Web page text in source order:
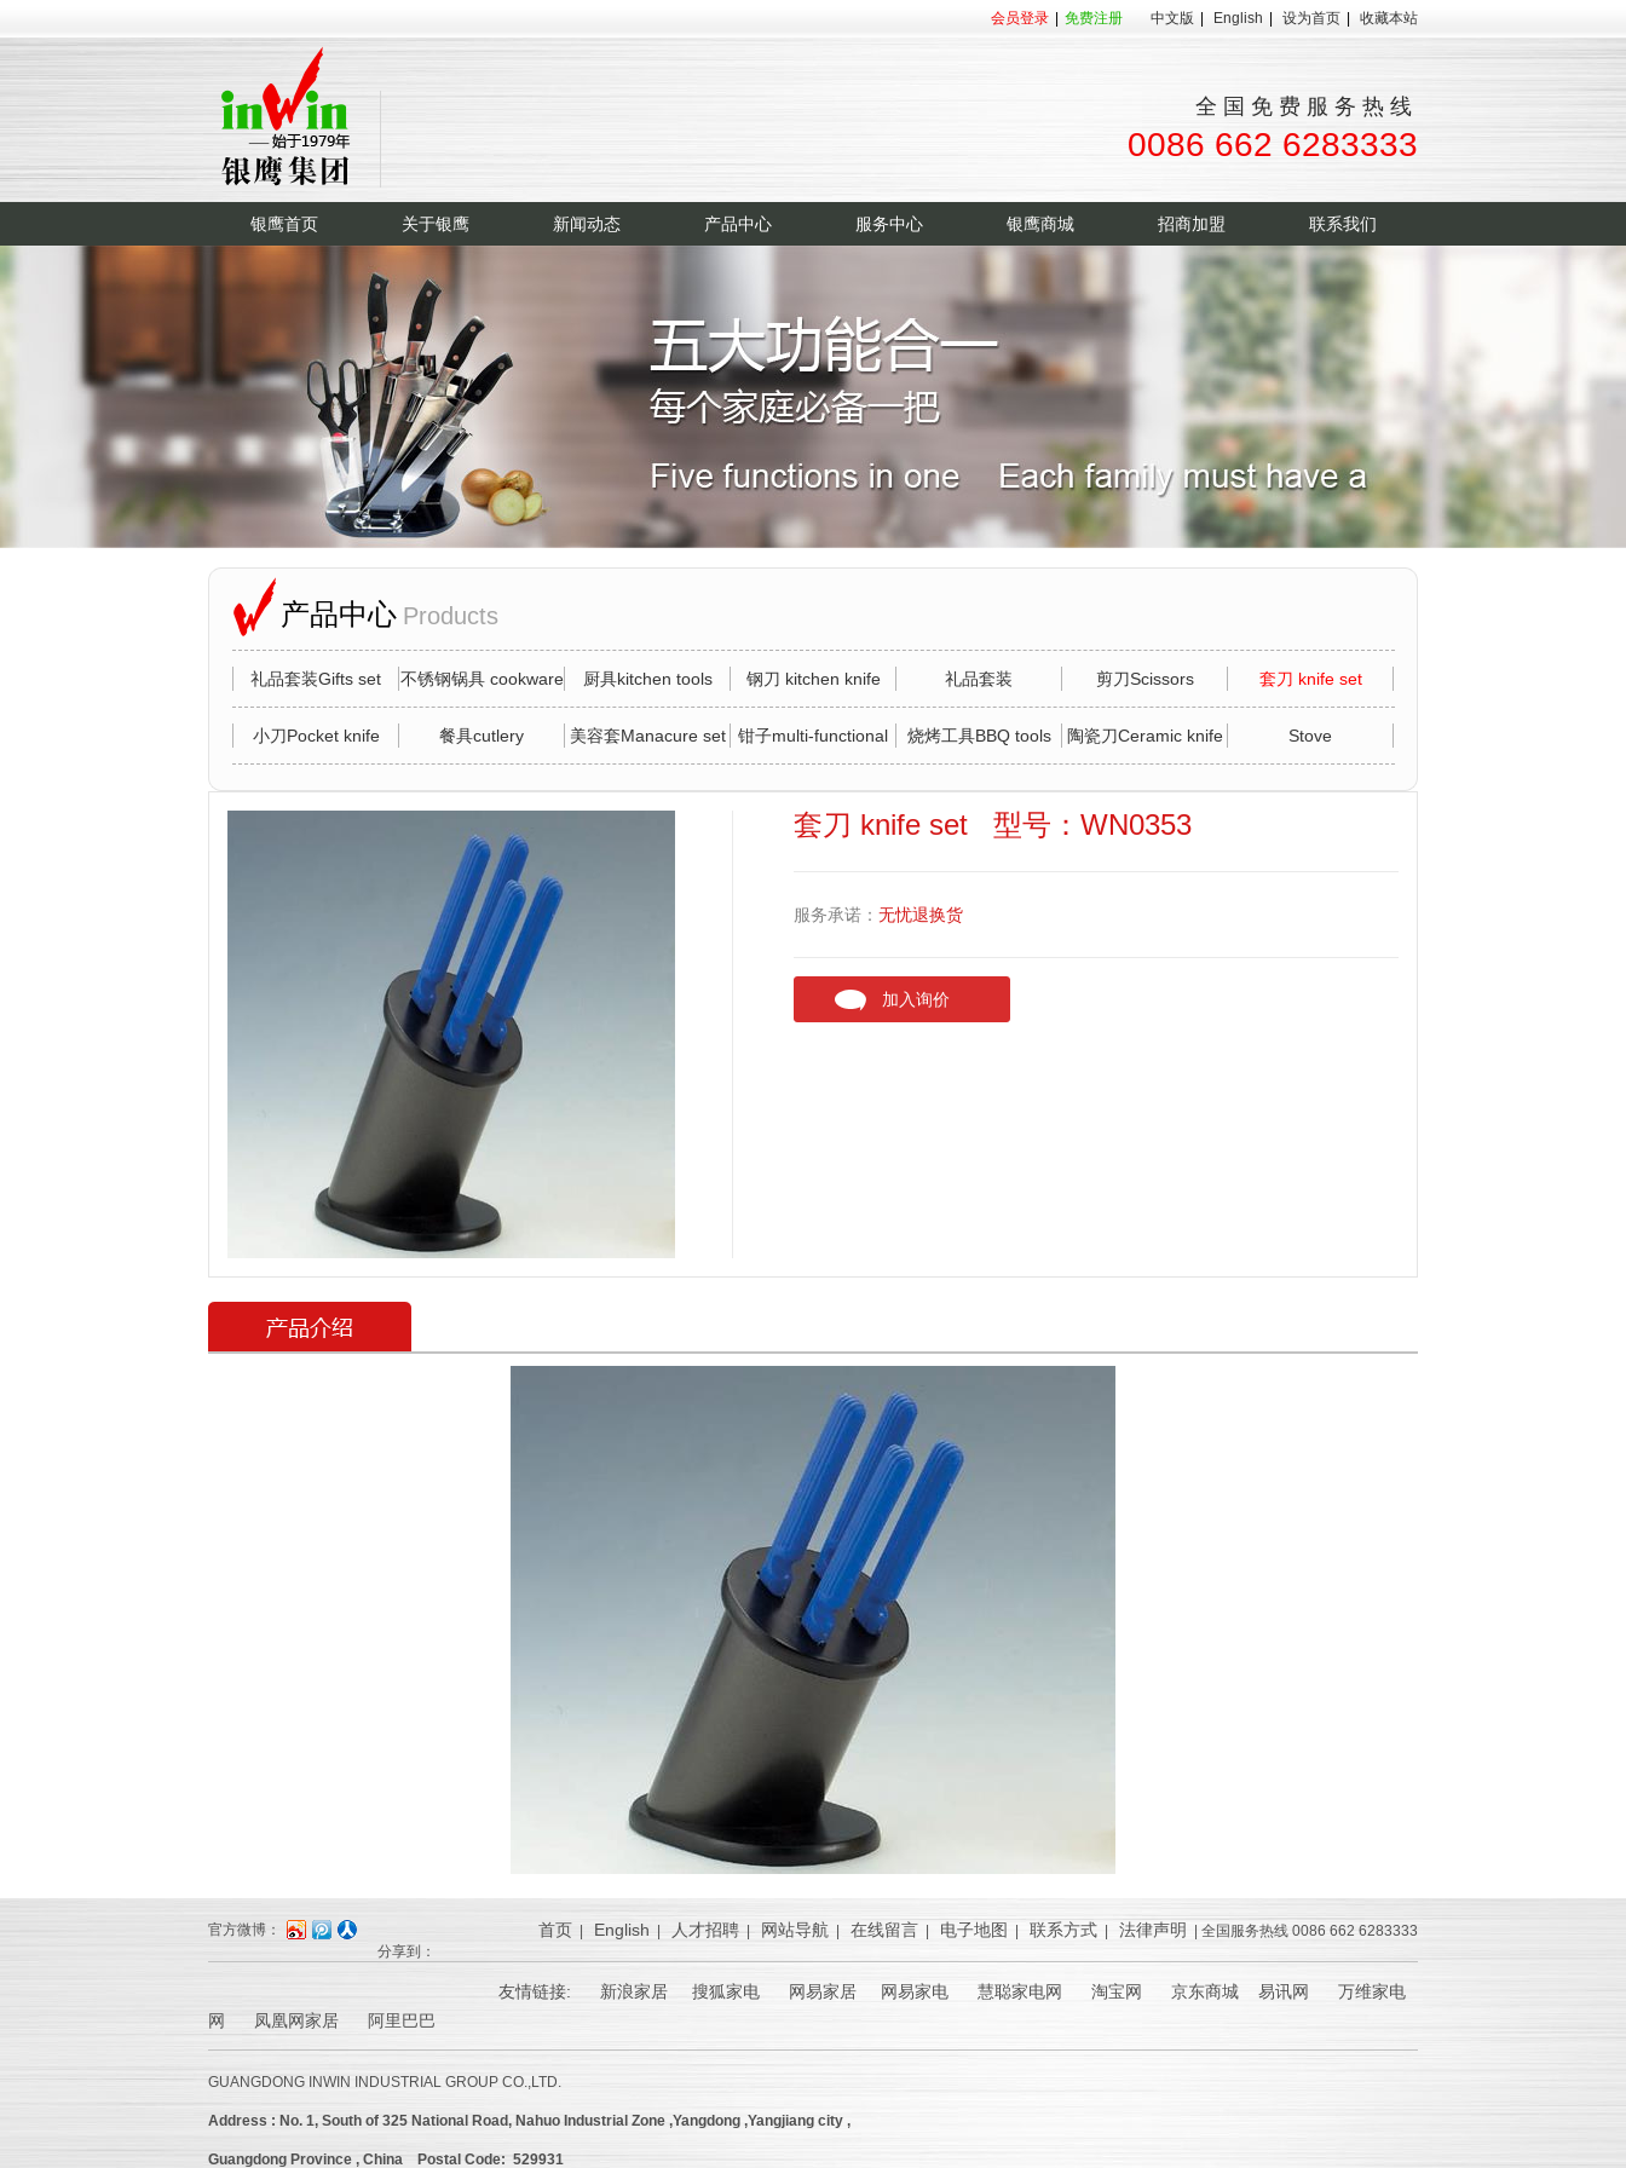
会员登录 免费注册 中文版 English 设为首页 收藏本站
全国免费服务热线
0086 662 6283333
银鹰首页 关于银鹰 新闻动态 产品中心 服务中心 银鹰商城 招商加盟 联系我们
产品中心 Products
礼品套装Gifts set 不锈钢锅具 cookware 厨具kitchen tools 钢刀 kitchen knife 礼品套装 剪刀Scissors 套刀 knife set
小刀Pocket knife 餐具cutlery 美容套Manacure set 钳子multi-functional
tool
烧烤工具BBQ tools 陶瓷刀Ceramic knife Stove
套刀 knife set 型号：WN0353
服务承诺： 无忧退换货
加入询价
官方微博：
分享到：
首页 English 人才招聘 | 网站导航 在线留言 电子地图 联系方式 法律声明 | 全国服务热线 0086 662 6283333
友情链接: 新浪家居 搜狐家电 网易家居 网易家电 慧聪家电网 淘宝网 京东商城 易讯网 万维家电
网 凤凰网家居 阿里巴巴
GUANGDONG INWIN INDUSTRIAL GROUP CO.,LTD.
Address : No. 1, South of 325 National Road, Nahuo Industrial Zone ,Yangdong ,Yangjiang city ,
Guangdong Province , China Postal Code: 529931